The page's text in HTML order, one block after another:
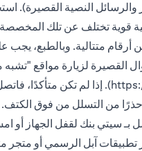
والرسائل النصية القصيرة).
قوية تختلف عن تلك المخصصة
متتالية. وبالطبع، يجب
القصيرة لزيارة مواقع
من التسلل من فوق الكتف.
سيتي بنك لقفل الجهاز أو
آبل الرسمي أو متجر